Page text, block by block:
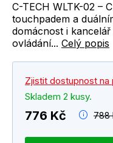
C-TECH WLTK-02 –
touchpadem a
domácnost i
ovládání... Celý popis
Zjistit dostupnost na
Skladem 2 kusy.
776 Kč 788